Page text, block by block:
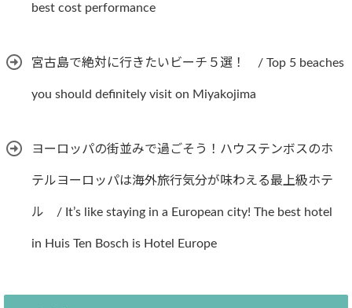
best cost performance
宮古島で絶対に行きたいビーチ５選！ / Top 5 beaches
you should definitely visit on Miyakojima
ヨーロッパの街並みで過ごそう！ハウステンボスのホ
テルヨーロッパは海外旅行気分が味わえる最上級ホテ
ル / It’s like staying in a European city! The best hotel
in Huis Ten Bosch is Hotel Europe